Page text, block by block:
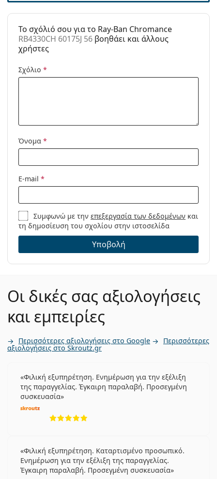
Χρήση:
Μόδα
Προϊόντος /
Μοντέλο:
To σχόλιό σου για το Ray-Ban Chromance
RB4330CH 60175J 56 βοηθάει και άλλους
χρήστες
Σχόλιο *
Όνομα *
E-mail *
Συμφωνώ με τηνεπεξεργασία των δεδομένων και
τη δημοσίευση του σχολίου στην ιστοσελίδα
Υποβολή
Οι δικές σας αξιολογήσεις
και εμπειρίες
Περισσότερες αξιολογήσεις στο Google Περισσότερες
αξιολογήσεις στο Skroutz.gr
Φιλική εξυπηρέτηση. Ενημέρωση για την εξέλιξη
της παραγγελίας. Έγκαιρη παραλαβή. Προσεγμένη
συσκευασία
Φιλική εξυπηρέτηση. Καταρτισμένο προσωπικό.
Ενημέρωση για την εξέλιξη της παραγγελίας.
Έγκαιρη παραλαβή. Προσεγμένη συσκευασία